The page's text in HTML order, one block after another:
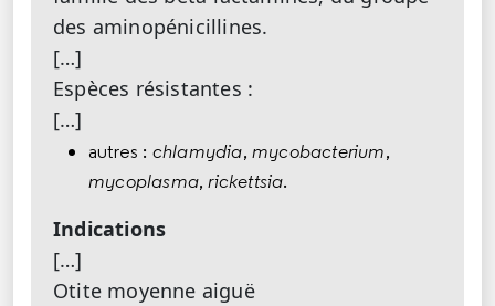
des aminopénicillines.
[…]
Espèces résistantes :
[…]
autres : chlamydia,mycobacterium,
mycoplasma,rickettsia.
Indications
[…]
Otite moyenne aiguë